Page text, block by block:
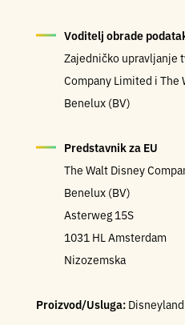
Voditelj obrade
Zajedničko upravljanje
Company Limited i The
Benelux (BV)
Predstavnik za EU
The Walt Disney
Benelux (BV)
Asterweg 15S
1031 HL Amsterdam
Nizozemska
Proizvod/Usluga: